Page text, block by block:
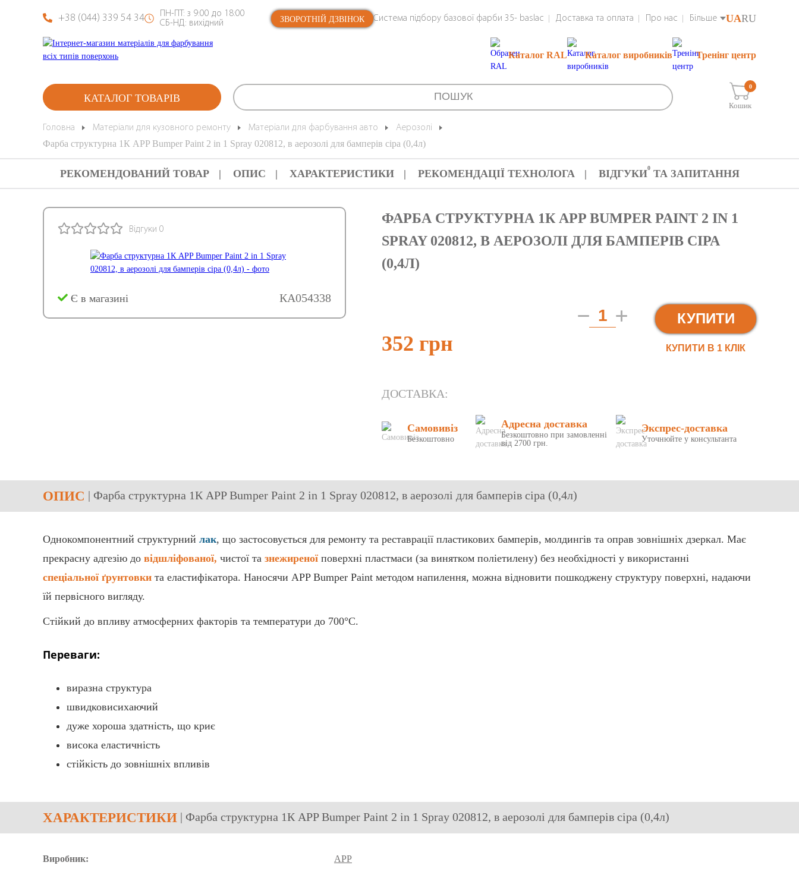
+38 (044) 339 54 34
ПН-ПТ: з 9:00 до 18:00
СБ-НД: вихідний
ЗВОРОТНІЙ ДЗВІНОК Система підбору базової фарби 35- baslac Доставка та оплата Про нас Більше UARU
Каталог RAL Каталог виробників Тренінг центр
КАТАЛОГ ТОВАРІВ
Кошик
0
Головна Матеріали для кузовного ремонту Матеріали для фарбування авто Аерозолі
Фарба структурна 1К APP Bumper Paint 2 in 1 Spray 020812, в аерозолі для бамперів сіра (0,4л)
РЕКОМЕНДОВАНИЙ ТОВАР ОПИС ХАРАКТЕРИСТИКИ РЕКОМЕНДАЦІЇ ТЕХНОЛОГА ВІДГУКИ0 ТА ЗАПИТАННЯ
Відгуки 0
КА054338
Є в магазині
ФАРБА СТРУКТУРНА 1К APP BUMPER PAINT 2 IN 1
SPRAY 020812, В АЕРОЗОЛІ ДЛЯ БАМПЕРІВ СІРА
(0,4Л)
352 грн
КУПИТИ
КУПИТИ В 1 КЛIК
ДОСТАВКА:
Самовивіз
Безкоштовно
Адресна доставка
Безкоштовно при замовленні
від 2700 грн.
Экспрес-доставка
Уточнюйте у консультанта
ОПИС | Фарба структурна 1К APP Bumper Paint 2 in 1 Spray 020812, в аерозолі для бамперів сіра (0,4л)
Однокомпонентний структурний лак, що застосовується для ремонту та реставрації пластикових бамперів, молдингів та оправ зовнішніх дзеркал. Має
прекрасну адгезію до відшліфованої, чистої та знежиреної поверхні пластмаси (за винятком поліетилену) без необхідності у використанні
спеціальної ґрунтовки та еластифікатора. Наносячи APP Bumper Paint методом напилення, можна відновити пошкоджену структуру поверхні, надаючи
їй первісного вигляду.
Стійкий до впливу атмосферних факторів та температури до 700°С.
Переваги:
виразна структура
швидковисихаючий
дуже хороша здатність, що криє
висока еластичність
стійкість до зовнішніх впливів
ХАРАКТЕРИСТИКИ | Фарба структурна 1К APP Bumper Paint 2 in 1 Spray 020812, в аерозолі для бамперів сіра (0,4л)
Виробник: APP